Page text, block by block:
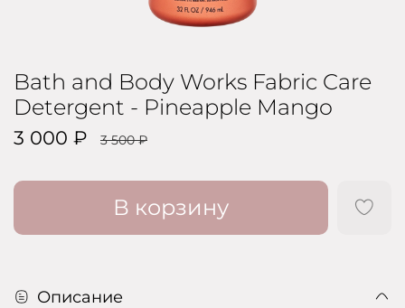
Bath and Body Works Fabric Care
Detergent - Pineapple Mango
3 000 ₽ 3 500 ₽
В корзину
Описание